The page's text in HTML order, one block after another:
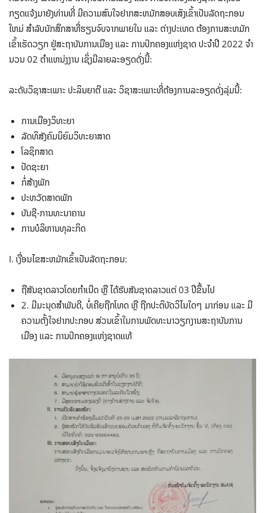
ກຽດແຈ້ງມາຍັງທ່ານທີ່ ມີຄວາມສົນໃຈຢາກສະຫມັກສອບເສັງເຂົ້າເປັນລັດຖະກອນ
ໃຫມ່ ສໍາລັບນັກສຶກສາທີ່ຮຽນຈົບຈາກພາຍໃນ ແລະ ຕ່າງປະເທດ ຕ້ອງການສະຫມັກ
ເຂົ້າເຮັດວຽກ ຢູ່ສະຖາບັນການເມືອງ ແລະ ການປົກຄອງແຫ່ງຊາດ ປະຈໍາປີ 2022 ຈໍາ
ນວນ 02 ຕໍາແຫນ່ງງານ ເຊິ່ງມີລາຍລະອຽດດັ່ງນີ້:
ລະດັບວິຊາສະເພາະ ປະລິນຍາຕີ ແລະ ວິຊາສະເພາະທີ່ຕ້ອງການລະອຽດດັ່ງລຸ່ມນີ້:
ການເມືອງວິທະຍາ
ລັດທິສັງຄົມນິຍົມວິທະຍາສາດ
ໂລຊິກສາດ
ປັດຊະຍາ
ກໍ່ສ້າງພັກ
ປະຫວັດສາດພັກ
ບັນຊີ-ການທະນາຄານ
ການບໍລິຫານທຸລະກິດ
I. ເງື່ອນໄຂສະຫມັກເຂົ້າເປັນລັດຖະກອນ:
ຖືສັນຊາດລາວໂດຍກໍາເນີດ ຫຼື ໄດ້ຮັບສັນຊາດລາວແຕ່ 03 ປີຂຶ້ນໄປ
2. ມີມະນຸດສໍາພັນດີ, ບໍ່ເຄີຍຖືກໂທດ ຫຼື ຖືກປະຕິບັດວິໄນໃດໆ ມາກ່ອນ ແລະ ມີ
ຄວາມຕັ້ງໃຈຢາກປະກອບ ສ່ວນເຂົ້າໃນການພັດທະນາວຽກງານສະຖາບັນການ
ເມືອງ ແລະ ການປົກຄອງແຫ່ງຊາດແທ້